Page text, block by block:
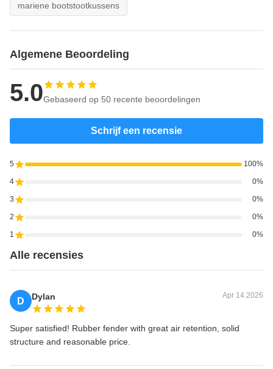
mariene bootstootkussens
Algemene Beoordeling
5.0Gebaseerd op 50 recente beoordelingen
Schrijf een recensie
5 100%
4 0%
3 0%
2 0%
1 0%
Alle recensies
D Dylan Apr 14.2026
Super satisfied! Rubber fender with great air retention, solid
structure and reasonable price.